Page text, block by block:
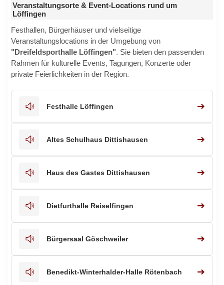
Veranstaltungsorte & Event-Locations rund um
Löffingen
Festhallen, Bürgerhäuser und vielseitige
Veranstaltungslocations in der Umgebung von
"Dreifeldsporthalle Löffingen". Sie bieten den passenden
Rahmen für kulturelle Events, Tagungen, Konzerte oder
private Feierlichkeiten in der Region.
Festhalle Löffingen ➔
Altes Schulhaus Dittishausen ➔
Haus des Gastes Dittishausen ➔
Dietfurthalle Reiselfingen ➔
Bürgersaal Göschweiler ➔
Benedikt-Winterhalder-Halle Rötenbach ➔